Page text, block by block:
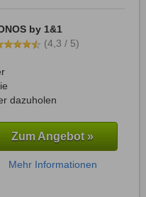
by 1&1
(4,3 / 5)
dazuholen
Zum Angebot »
Mehr Informationen